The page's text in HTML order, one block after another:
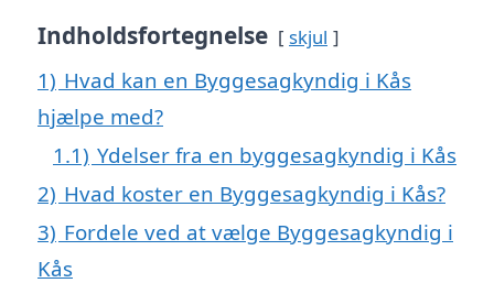
Indholdsfortegnelse skjul
1) Hvad kan en Byggesagkyndig i Kås
hjælpe med?
1.1) Ydelser fra en byggesagkyndig i Kås
2) Hvad koster en Byggesagkyndig i Kås?
3) Fordele ved at vælge Byggesagkyndig i
Kås